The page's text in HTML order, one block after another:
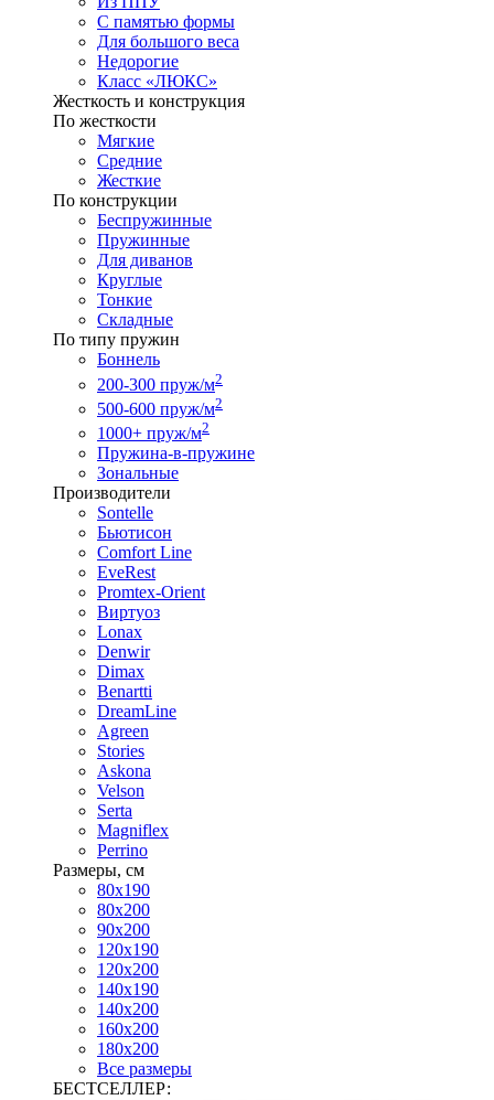
С памятью формы
Для большого веса
Недорогие
Класс «ЛЮКС»
Жесткость и конструкция
По жесткости
Мягкие
Средние
Жесткие
По конструкции
Беспружинные
Пружинные
Для диванов
Круглые
Тонкие
Складные
По типу пружин
Боннель
200-300 пруж/м2
500-600 пруж/м2
1000+ пруж/м2
Пружина-в-пружине
Зональные
Производители
Sontelle
Бьютисон
Comfort Line
EveRest
Promtex-Orient
Виртуоз
Lonax
Denwir
Dimax
Benartti
DreamLine
Agreen
Stories
Askona
Velson
Serta
Magniflex
Perrino
Размеры, см
80х190
80х200
90х200
120х190
120х200
140х190
140х200
160х200
180х200
Все размеры
БЕСТСЕЛЛЕР: